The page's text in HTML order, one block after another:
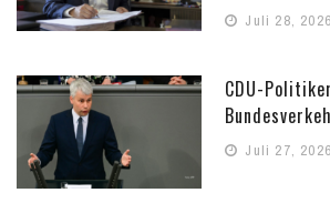
Juli 28, 2026
CDU-
Juli 27, 2026